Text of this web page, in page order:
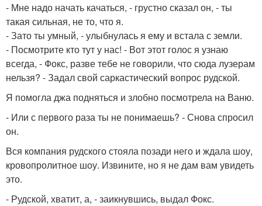
- Мне надо начать качаться, - грустно сказал он, - ты
такая сильная, не то, что я.
- Зато ты умный, - улыбнулась я ему и встала с земли.
- Посмотрите кто тут у нас! - Вот этот голос я узнаю
всегда, - Фокс, разве тебе не говорили, что сюда лузерам
нельзя? - Задал свой саркастический вопрос рудской.
Я помогла джа подняться и злобно посмотрела на Ваню.
- Или с первого раза ты не понимаешь? - Снова спросил
он.
Вся компания рудского стояла позади него и ждала шоу,
кровопролитное шоу. Извините, но я не дам вам увидеть
это.
- Рудской, хватит, а, - заикнувшись, выдал Фокс.